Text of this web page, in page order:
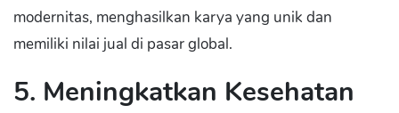
modernitas, menghasilkan karya yang unik dan
memiliki nilai jual di pasar global.
5. Meningkatkan Kesehatan